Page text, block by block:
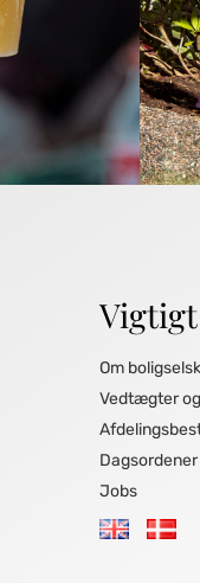
Vigtigt
Om
Vedtægter
Jobs